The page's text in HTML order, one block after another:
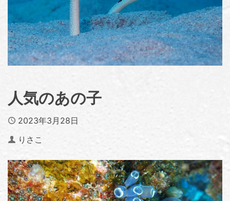
人気のあの子
Published
2023年3月28日
Author
りさこ